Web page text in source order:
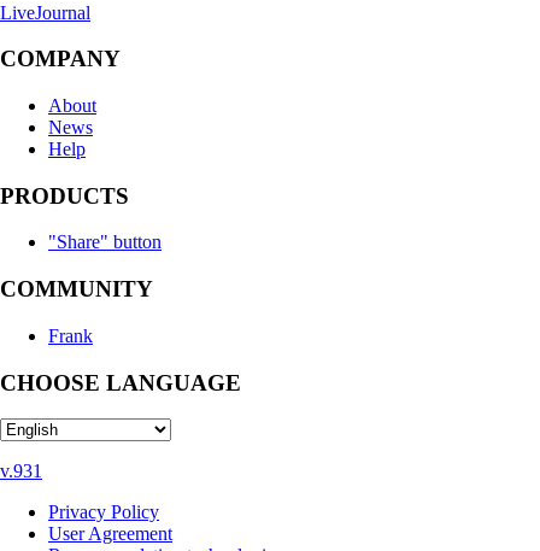
LiveJournal
COMPANY
About
News
Help
PRODUCTS
"Share" button
COMMUNITY
Frank
CHOOSE LANGUAGE
v.931
Privacy Policy
User Agreement